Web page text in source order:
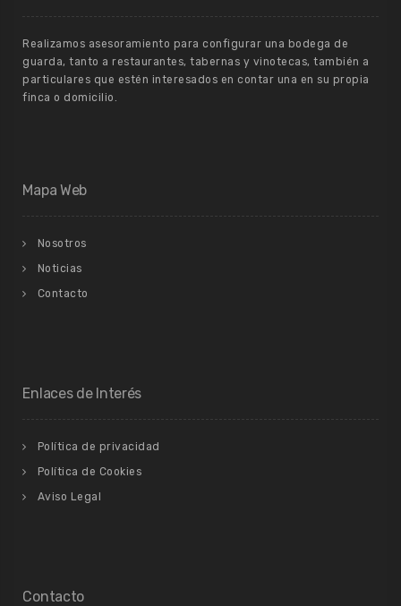
Realizamos asesoramiento para configurar una bodega de
guarda, tanto a restaurantes, tabernas y vinotecas, también a
particulares que estén interesados en contar una en su propia
finca o domicilio.
Mapa Web
Nosotros
Noticias
Contacto
Enlaces de Interés
Política de privacidad
Política de Cookies
Aviso Legal
Contacto